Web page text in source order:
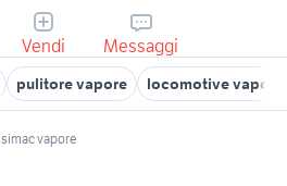
Vendi Messaggi
pulitore vapore locomotive vapore
simac vapore